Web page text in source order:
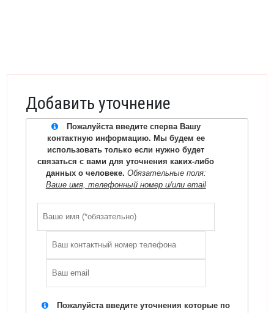
Добавить уточнение
Пожалуйста введите сперва Вашу
контактную информацию. Мы будем ее
использовать только если нужно будет
связаться с вами для уточнения каких-либо
данных о человеке. Обязательные поля:
Ваше имя, телефонный номер и/или email
Пожалуйста введите уточнения которые по